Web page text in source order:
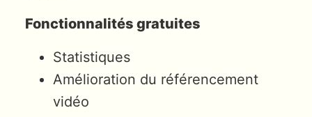
Fonctionnalités gratuites
Statistiques
Amélioration du référencement
vidéo